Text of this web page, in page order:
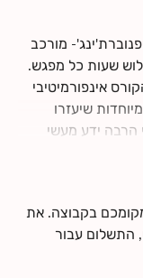
מורכב
שעות כל מפגש.
אינפורמיטיבי
שיעזרו
הרבה ידע מעשי
לעבור
שלך, תגלי
לתרום ולתמוך
ומלווה הלידה
עם השנייה, עם
בקבוצה. את
התשלום עבור